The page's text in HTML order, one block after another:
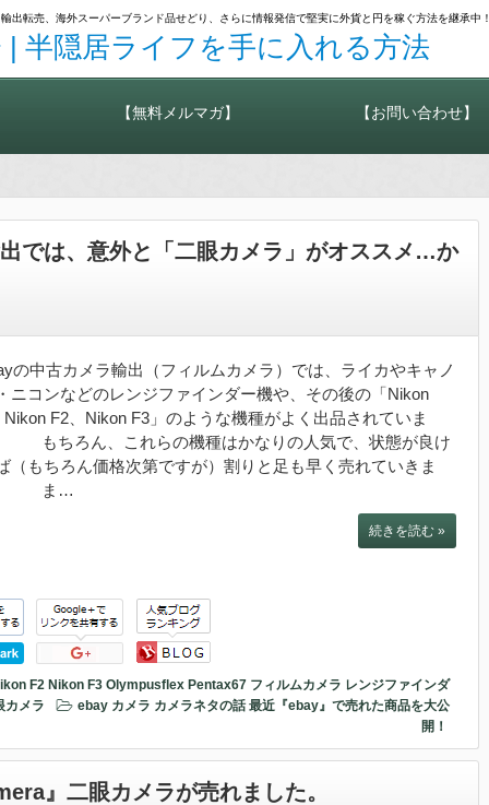
出転売、海外スーパーブランド品せどり、さらに情報発信で堅実に外貨と円を稼ぐ方法を継承中！
半隠居ライフを手に入れる方法
【無料メルマガ】 【お問い合わせ】
では、意外と「二眼カメラ」がオススメ…か
の中古カメラ輸出（フィルムカメラ）では、ライカやキャノ
ニコンなどのレンジファインダー機や、その後の「Nikon
Nikon F2、Nikon F3」のような機種がよく出品されていま
もちろん、これらの機種はかなりの人気で、状態が良け
（もちろん価格次第ですが）割りと足も早く売れていきま
ま…
続きを読む »
F2 Nikon F3 Olympusflex Pentax67 フィルムカメラ レンジファインダ
カメラ
ebay カメラ カメラネタの話 最近『ebay』で売れた商品を大公
開！
』二眼カメラが売れました。